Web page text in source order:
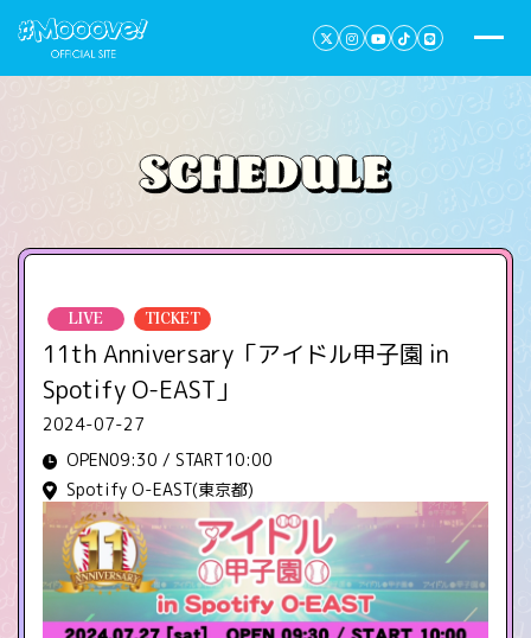
LIVE TICKET
11th Anniversary「アイドル甲子園 in
Spotify O-EAST」
2024-07-27
OPEN09:30 / START10:00
Spotify O-EAST(東京都)